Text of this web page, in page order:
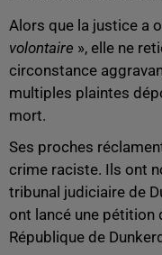
Alors que la justice a
volontaire », elle ne
circonstance
multiples plaintes
mort.
Ses proches
crime raciste. Ils ont
tribunal judiciaire de
ont lancé une pétition
République de